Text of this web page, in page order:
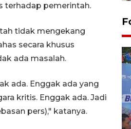
terhadap pemerintah.
tidak mengekang
secara khusus
ada masalah.
ada. Enggak ada yang
kritis. Enggak ada. Jadi
pers)," katanya.